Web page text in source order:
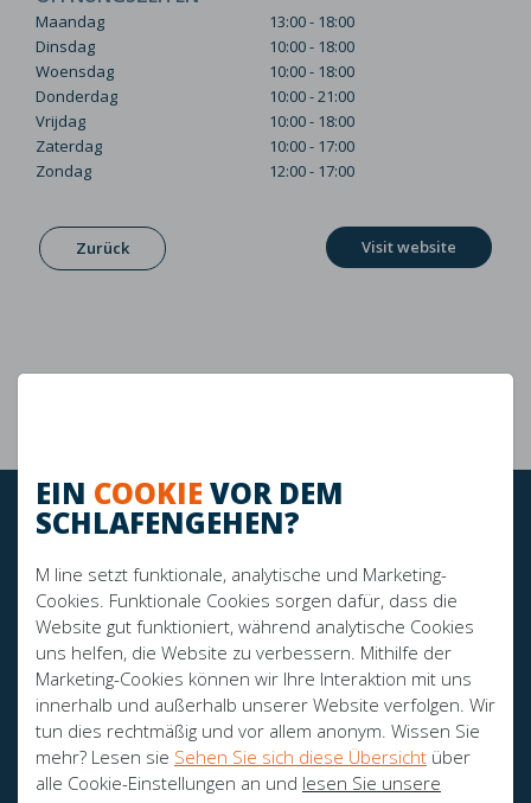
EIN COOKIE VOR DEM
SCHLAFENGEHEN?
M line setzt funktionale, analytische und Marketing-
Cookies. Funktionale Cookies sorgen dafür, dass die
Website gut funktioniert, während analytische Cookies
uns helfen, die Website zu verbessern. Mithilfe der
Marketing-Cookies können wir Ihre Interaktion mit uns
innerhalb und außerhalb unserer Website verfolgen. Wir
tun dies rechtmäßig und vor allem anonym. Wissen Sie
mehr? Lesen sie Sehen Sie sich diese Übersicht über
alle Cookie-Einstellungen an und lesen Sie unsere
Maandag
13:00 - 18:00
Dinsdag
10:00 - 18:00
Woensdag
10:00 - 18:00
Donderdag
10:00 - 21:00
Vrijdag
10:00 - 18:00
Zaterdag
10:00 - 17:00
Zondag
12:00 - 17:00
Zurück Visit website
BLEIBEN SIE AUF DEM LAUFENDEN!
SPONSOREN: